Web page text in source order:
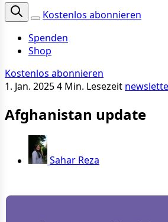
Kostenlos abonnieren
Spenden
Shop
Kostenlos abonnieren
1. Jan. 20254 Min. Lesezeit
Afghanistan update
Sahar Reza